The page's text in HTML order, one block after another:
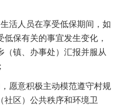
活人员在享受低保期间，如
保有关的事宜发生变化，
（镇、办事处）汇报并服从
愿意积极主动模范遵守村规
社区）公共秩序和环境卫